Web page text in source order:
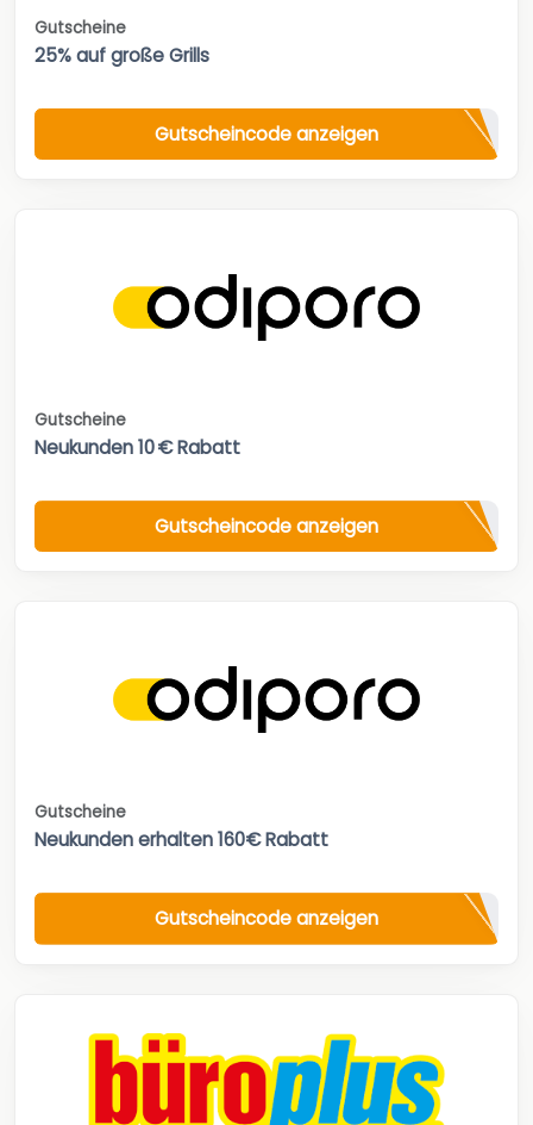
Gutscheine
25% auf große Grills
Gutscheincode anzeigen
Gutscheine
Neukunden 10 € Rabatt
Gutscheincode anzeigen
Gutscheine
Neukunden erhalten 160€ Rabatt
Gutscheincode anzeigen